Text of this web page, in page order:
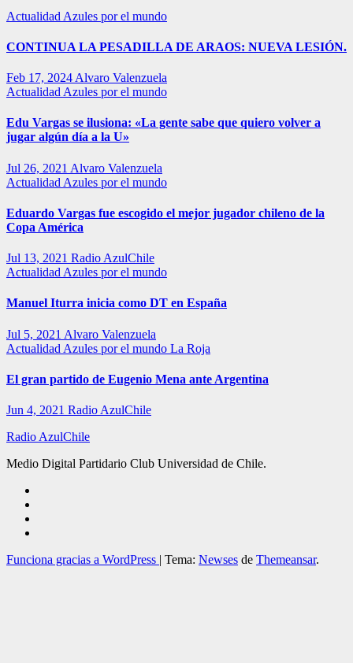
Actualidad Azules por el mundo
CONTINUA LA PESADILLA DE ARAOS: NUEVA LESIÓN.
Feb 17, 2024 Alvaro Valenzuela
Actualidad Azules por el mundo
Edu Vargas se ilusiona: «La gente sabe que quiero volver a
jugar algún día a la U»
Jul 26, 2021 Alvaro Valenzuela
Actualidad Azules por el mundo
Eduardo Vargas fue escogido el mejor jugador chileno de la
Copa América
Jul 13, 2021 Radio AzulChile
Actualidad Azules por el mundo
Manuel Iturra inicia como DT en España
Jul 5, 2021 Alvaro Valenzuela
Actualidad Azules por el mundo La Roja
El gran partido de Eugenio Mena ante Argentina
Jun 4, 2021 Radio AzulChile
Radio AzulChile
Medio Digital Partidario Club Universidad de Chile.
Funciona gracias a WordPress | Tema: Newses de Themeansar.